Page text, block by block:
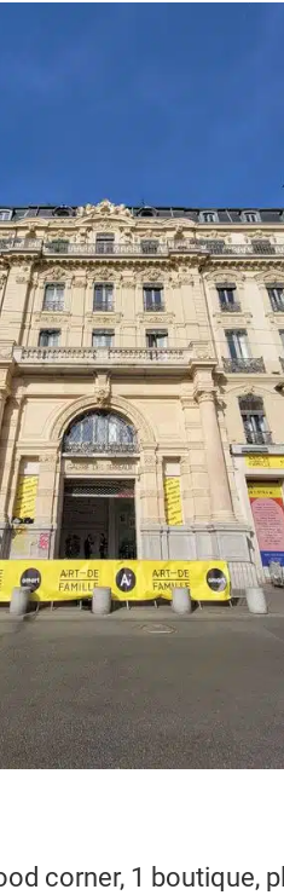
corner, 1 boutique,